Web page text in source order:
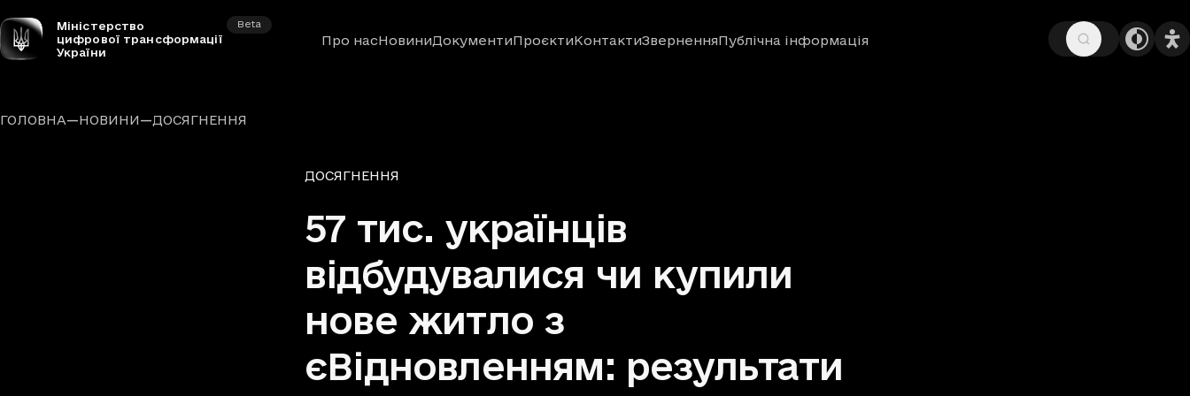
Міністерство
цифрової трансформації
України
Beta
Про насНовиниДокументиПроєктиКонтактиЗверненняПублічна інформація
ГОЛОВНА—НОВИНИ—ДОСЯГНЕННЯ
Рубрики
ДОСЯГНЕННЯ
57 тис. українців
відбудувалися чи купили
нове житло з
єВідновленням: результати